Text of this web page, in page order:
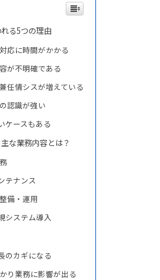
る5つの理由
応に時間がかかる
が不明確である
任情シスが増えている
認識が強い
ケースもある
な業務内容とは？
テナンス
備・運用
システム導入
のカギになる
り業務に影響が出る